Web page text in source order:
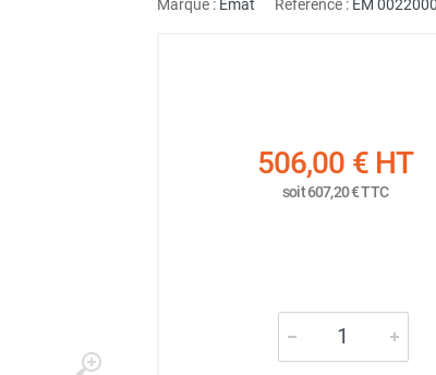
Marque : Emat Référence : EM
506,00 €HT
soit607,20 €TTC